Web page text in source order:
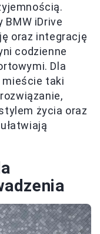
iDrive
oraz integrację
codzienne
Dla
mieście taki
życia oraz